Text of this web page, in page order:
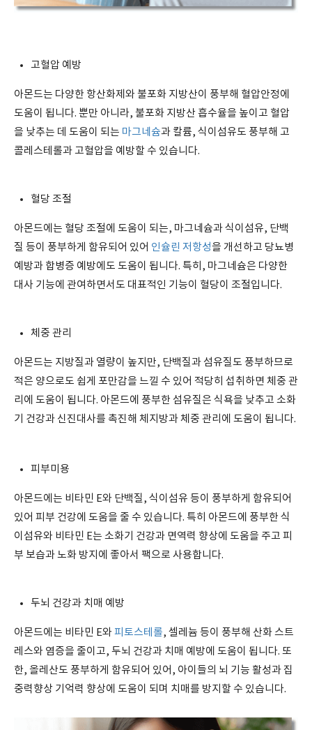
고혈압 예방
아몬드는 다양한 항산화제와 불포화 지방산이 풍부해 혈압안정에
도움이 됩니다. 뿐만 아니라, 불포화 지방산 흡수율을 높이고 혈압
을 낮추는 데 도움이 되는 마그네슘과 칼륨, 식이섬유도 풍부해 고
콜레스테롤과 고혈압을 예방할 수 있습니다.
혈당 조절
아몬드에는 혈당 조절에 도움이 되는, 마그네슘과 식이섬유, 단백
질 등이 풍부하게 함유되어 있어 인슐린 저항성을 개선하고 당뇨병
예방과 합병증 예방에도 도움이 됩니다. 특히, 마그네슘은 다양한
대사 기능에 관여하면서도 대표적인 기능이 혈당이 조절입니다.
체중 관리
아몬드는 지방질과 열량이 높지만, 단백질과 섬유질도 풍부하므로
적은 양으로도 쉽게 포만감을 느낄 수 있어 적당히 섭취하면 체중 관
리에 도움이 됩니다. 아몬드에 풍부한 섬유질은 식욕을 낮추고 소화
기 건강과 신진대사를 촉진해 체지방과 체중 관리에 도움이 됩니다.
피부미용
아몬드에는 비타민 E와 단백질, 식이섬유 등이 풍부하게 함유되어
있어 피부 건강에 도움을 줄 수 있습니다. 특히 아몬드에 풍부한 식
이섬유와 비타민 E는 소화기 건강과 면역력 향상에 도움을 주고 피
부 보습과 노화 방지에 좋아서 팩으로 사용합니다.
두뇌 건강과 치매 예방
아몬드에는 비타민 E와피토스테롤, 셀레늄 등이 풍부해 산화 스트
레스와 염증을 줄이고, 두뇌 건강과 치매 예방에 도움이 됩니다. 또
한, 올레산도 풍부하게 함유되어 있어, 아이들의 뇌 기능 활성과 집
중력향상 기억력 향상에 도움이 되며 치매를 방지할 수 있습니다.